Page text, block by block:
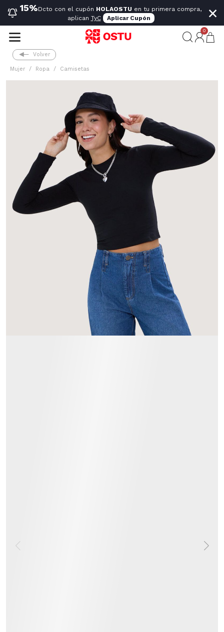
15%Dcto con el cupón HOLAOSTU en tu primera compra,
aplican TyC Aplicar Cupón ×
0
Volver
Mujer Ropa Camisetas